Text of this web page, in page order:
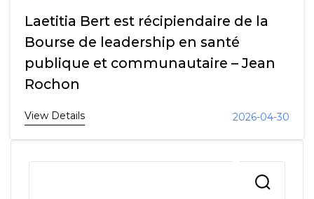
Laetitia Bert est récipiendaire de la
Bourse de leadership en santé
publique et communautaire – Jean
Rochon
View Details 2026-04-30